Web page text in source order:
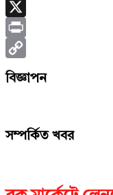
Telegram
X
Print
Copy
বিজ্ঞাপন
সম্পর্কিত খবর